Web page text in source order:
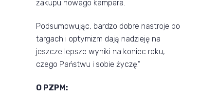
zakupu nowego kampera.
Podsumowując, bardzo dobre nastroje po
targach i optymizm dają nadzieję na
jeszcze lepsze wyniki na koniec roku,
czego Państwu i sobie życzę.”
O PZPM: